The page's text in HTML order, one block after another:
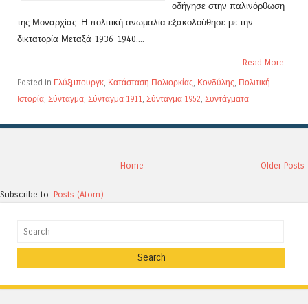
οδήγησε στην παλινόρθωση
της Μοναρχίας. Η πολιτική ανωμαλία εξακολούθησε με την
δικτατορία Μεταξά 1936-1940....
Read More
Posted in Γλύξμπουργκ, Κατάσταση Πολιορκίας, Κονδύλης, Πολιτική
Ιστορία, Σύνταγμα, Σύνταγμα 1911, Σύνταγμα 1952, Συντάγματα
Older Posts
Home
Subscribe to: Posts (Atom)
Search